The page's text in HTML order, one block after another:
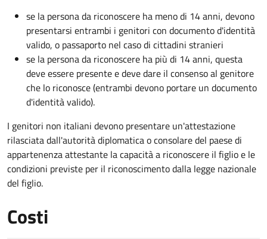
se la persona da riconoscere ha meno di 14 anni, devono
presentarsi entrambi i genitori con documento d'identità
valido, o passaporto nel caso di cittadini stranieri
se la persona da riconoscere ha più di 14 anni, questa
deve essere presente e deve dare il consenso al genitore
che lo riconosce (entrambi devono portare un documento
d'identità valido).
I genitori non italiani devono presentare un'attestazione
rilasciata dall'autorità diplomatica o consolare del paese di
appartenenza attestante la capacità a riconoscere il figlio e le
condizioni previste per il riconoscimento dalla legge nazionale
del figlio.
Costi